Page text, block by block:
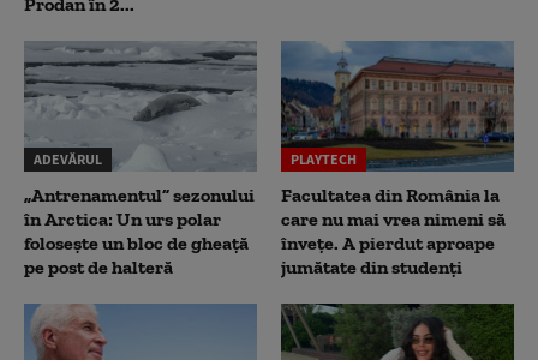
ADEVĂRUL
„Antrenamentul” sezonului
în Arctica: Un urs polar
folosește un bloc de gheață
pe post de halteră
PLAYTECH
Facultatea din România la
care nu mai vrea nimeni să
înveţe. A pierdut aproape
jumătate din studenţi